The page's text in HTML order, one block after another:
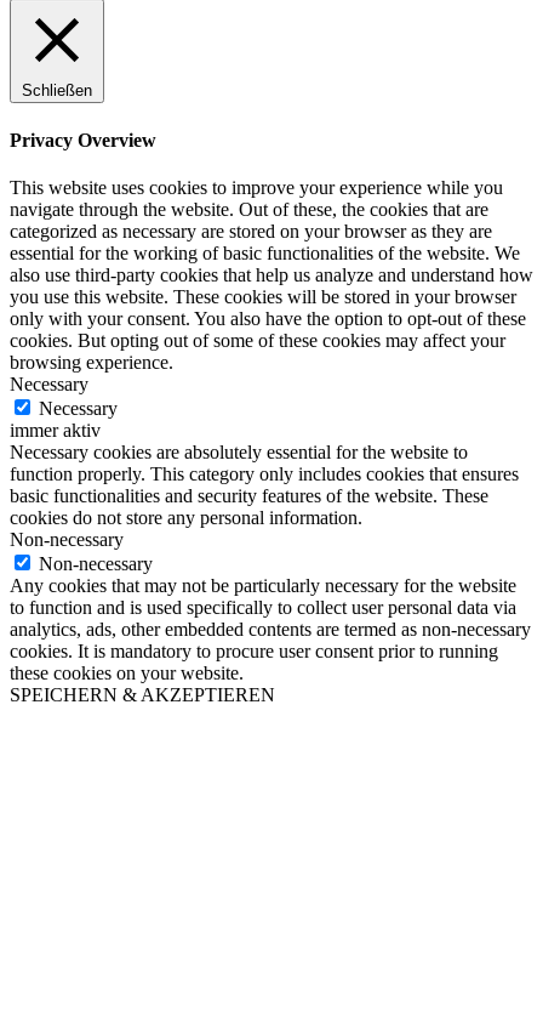
Schließen
Privacy Overview
This website uses cookies to improve your experience while you
navigate through the website. Out of these, the cookies that are
categorized as necessary are stored on your browser as they are
essential for the working of basic functionalities of the website. We
also use third-party cookies that help us analyze and understand how
you use this website. These cookies will be stored in your browser
only with your consent. You also have the option to opt-out of these
cookies. But opting out of some of these cookies may affect your
browsing experience.
Necessary
Necessary
immer aktiv
Necessary cookies are absolutely essential for the website to
function properly. This category only includes cookies that ensures
basic functionalities and security features of the website. These
cookies do not store any personal information.
Non-necessary
Non-necessary
Any cookies that may not be particularly necessary for the website
to function and is used specifically to collect user personal data via
analytics, ads, other embedded contents are termed as non-necessary
cookies. It is mandatory to procure user consent prior to running
these cookies on your website.
SPEICHERN & AKZEPTIEREN